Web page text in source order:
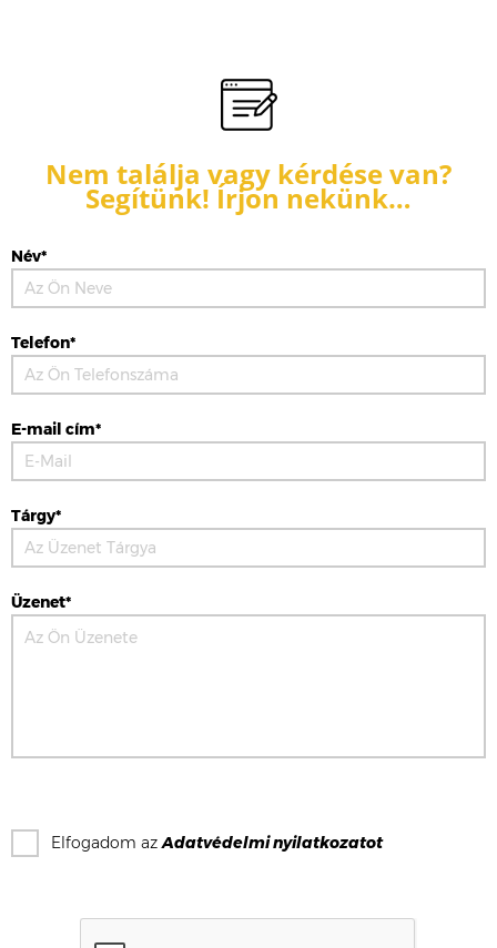
Nem találja vagy kérdése van?
Segítünk! Írjon nekünk…
Név*
Telefon*
E-mail cím*
Tárgy*
Üzenet*
Elfogadom azAdatvédelmi nyilatkozatot